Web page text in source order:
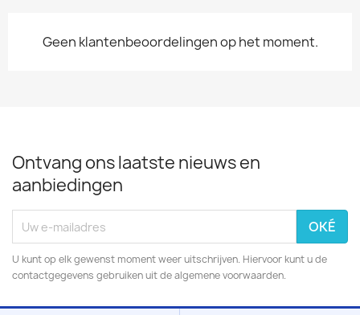
Geen klantenbeoordelingen op het moment.
Ontvang ons laatste nieuws en
aanbiedingen
U kunt op elk gewenst moment weer uitschrijven. Hiervoor kunt u de
contactgegevens gebruiken uit de algemene voorwaarden.